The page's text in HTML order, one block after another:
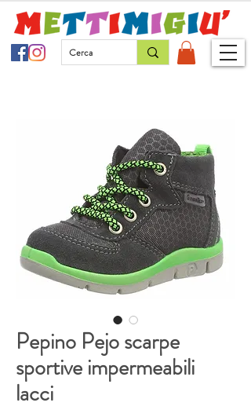
Pepino Pejo scarpe
sportive impermeabili
lacci